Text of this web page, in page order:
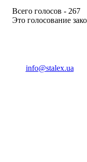
Всего голосов - 267
Это голосование
info@stalex.ua